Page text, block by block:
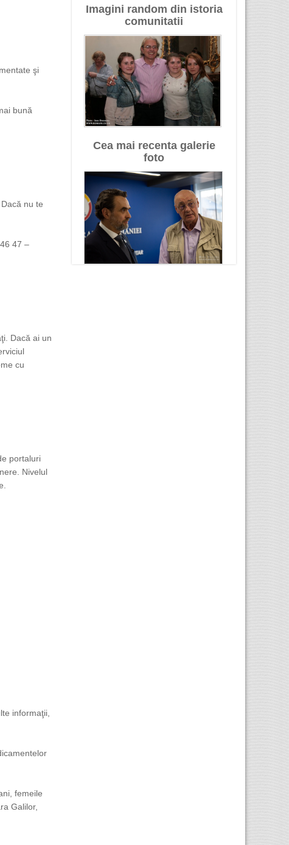
şi
bună
nu te
47 –
Dacă ai un
cu
portaluri
Nivelul
informaţii,
femeile
Galilor,
Imagini random din istoria
comunitatii
Cea mai recenta galerie
foto